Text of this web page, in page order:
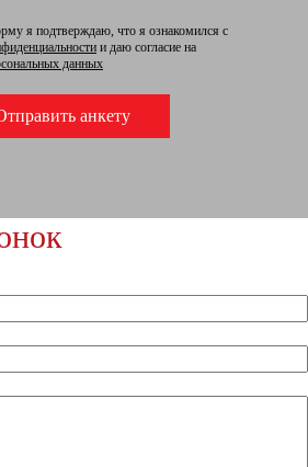
я подтверждаю, что я ознакомился с
и даю согласие на
данных